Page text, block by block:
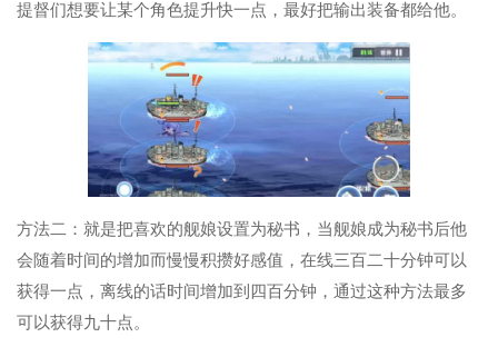
提督们想要让某个角色提升快一点，最好把输出装备都给他。
方法二：就是把喜欢的舰娘设置为秘书，当舰娘成为秘书后他
会随着时间的增加而慢慢积攒好感值，在线三百二十分钟可以
获得一点，离线的话时间增加到四百分钟，通过这种方法最多
可以获得九十点。